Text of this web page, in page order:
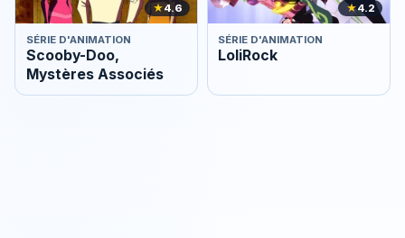
★4.6
SÉRIE D'ANIMATION
Scooby-Doo,
Mystères Associés
★4.2
SÉRIE D'ANIMATION
LoliRock